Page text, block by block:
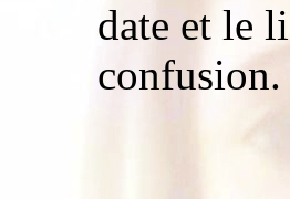
date et le
confusion.